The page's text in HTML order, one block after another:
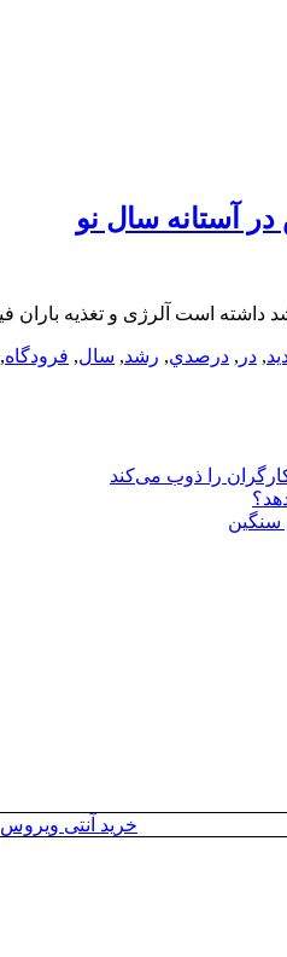
, در , درصدي, رشد, سال, فرودگاه,
سنگین
خرید آنتی ویروس